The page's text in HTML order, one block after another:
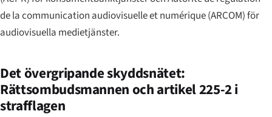
de la communication audiovisuelle et numérique (ARCOM) för
audiovisuella medietjänster.
Det övergripande skyddsnätet:
Rättsombudsmannen och artikel 225-2 i
strafflagen